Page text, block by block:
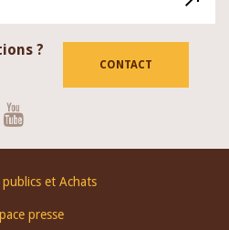
?
CONTACT
publics et Achats
presse